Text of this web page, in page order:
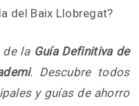
del Baix Llobregat?
de la Guía Definitiva de
. Descubre todos
y guías de ahorro